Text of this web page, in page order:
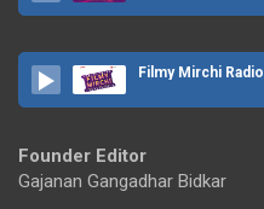
Filmy Mirchi Radio
Founder Editor
Gajanan Gangadhar Bidkar